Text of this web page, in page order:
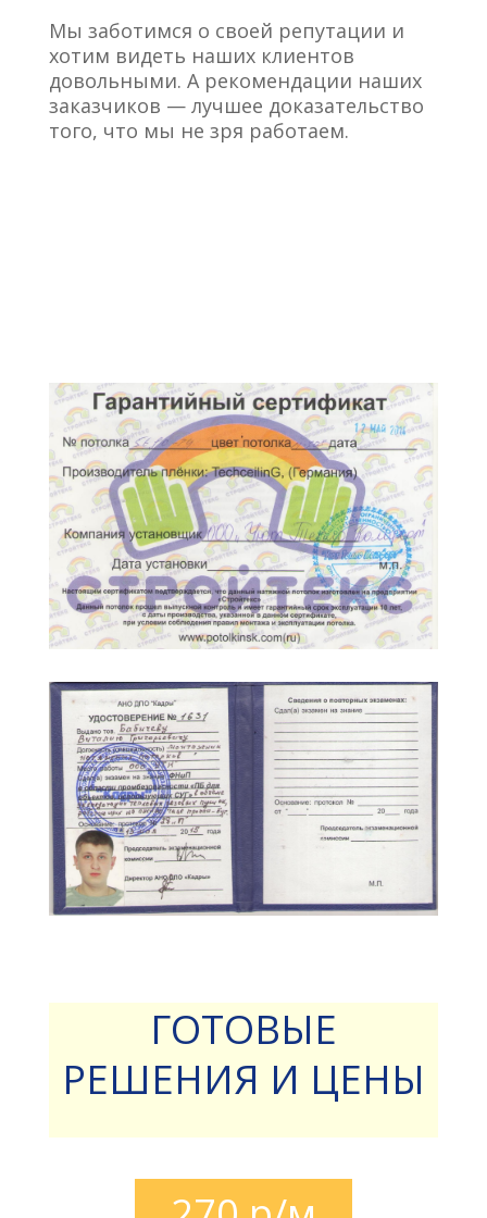
Мы заботимся о своей репутации и
хотим видеть наших клиентов
довольными. А рекомендации наших
заказчиков — лучшее доказательство
того, что мы не зря работаем.
ГОТОВЫЕ
РЕШЕНИЯ И ЦЕНЫ